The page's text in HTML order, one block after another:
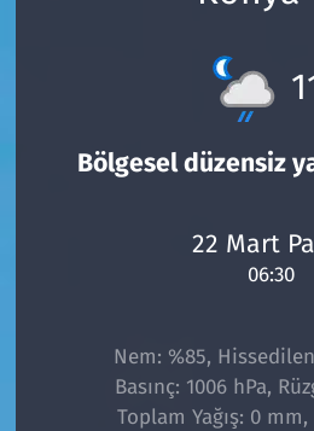
Bölgesel düzensiz
22 Mart
06:30
Nem: %85,
Basınç: 1006 hPa,
Toplam Yağış: 0 mm,